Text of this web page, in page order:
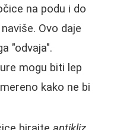
na podu i do
Ovo daje
"odvaja".
mogu biti lep
kako ne bi